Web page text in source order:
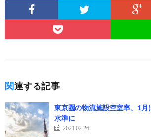
関連する記事
東京圏の物流施設空室率、1月
水準に
2021.02.26